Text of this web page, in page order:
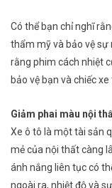
Có thể bạn chỉ nghĩ
thẩm mỹ và bảo vệ
rằng phim cách nhiệt
bảo vệ bạn và chiếc
Giảm phai màu nội
Xe ô tô là một tài sản
mẻ của nội thất càng
ánh nắng liên tục có
ngoài ra, nhiệt độ và